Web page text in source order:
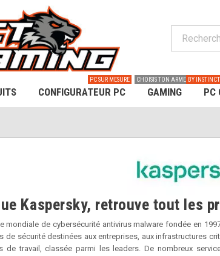
CONFIGURATEUR PC
PC SUR MESURE
GAMING
CHOISIS TON ARME
PC
BY
Kaspersky, retrouve tout les
mondiale de cybersécurité antivirus malware fondée en
sécurité destinées aux entreprises, aux infrastructures
travail, classée parmi les leaders. De nombreux